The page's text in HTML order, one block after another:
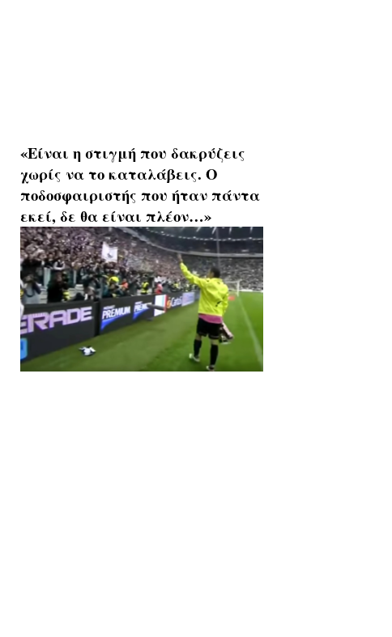
«Είναι η στιγμή που δακρύζεις
χωρίς να το καταλάβεις. Ο
ποδοσφαιριστής που ήταν πάντα
εκεί, δε θα είναι πλέον…»